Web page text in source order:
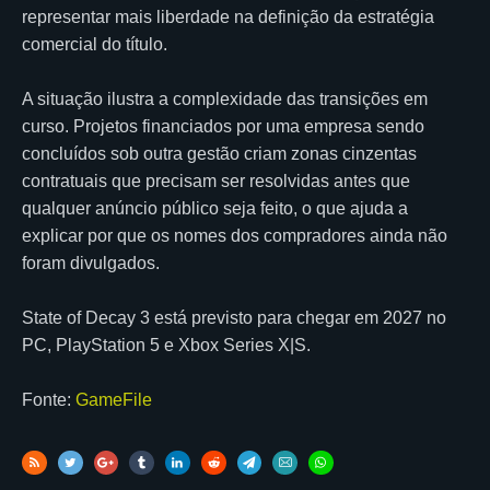
representar mais liberdade na definição da estratégia
comercial do título.
A situação ilustra a complexidade das transições em
curso. Projetos financiados por uma empresa sendo
concluídos sob outra gestão criam zonas cinzentas
contratuais que precisam ser resolvidas antes que
qualquer anúncio público seja feito, o que ajuda a
explicar por que os nomes dos compradores ainda não
foram divulgados.
State of Decay 3 está previsto para chegar em 2027 no
PC, PlayStation 5 e Xbox Series X|S.
Fonte: GameFile